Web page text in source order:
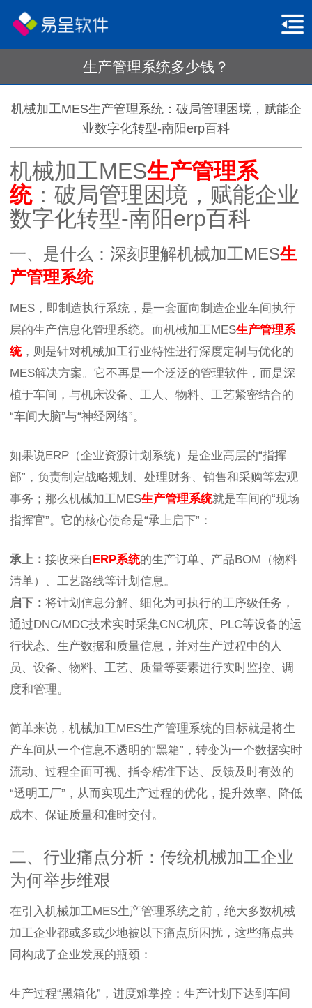
生产管理系统多少钱？
机械加工MES生产管理系统：破局管理困境，赋能企
业数字化转型-南阳erp百科
机械加工MES生产管理系
统：破局管理困境，赋能企业
数字化转型-南阳erp百科
一、是什么：深刻理解机械加工MES生
产管理系统
MES，即制造执行系统，是一套面向制造企业车间执行
层的生产信息化管理系统。而机械加工MES生产管理系
统，则是针对机械加工行业特性进行深度定制与优化的
MES解决方案。它不再是一个泛泛的管理软件，而是深
植于车间，与机床设备、工人、物料、工艺紧密结合的
“车间大脑”与“神经网络”。
如果说ERP（企业资源计划系统）是企业高层的“指挥
部”，负责制定战略规划、处理财务、销售和采购等宏观
事务；那么机械加工MES生产管理系统就是车间的“现场
指挥官”。它的核心使命是“承上启下”：
承上： 接收来自 ERP系统的生产订单、产品BOM（物料
清单）、工艺路线等计划信息。
启下： 将计划信息分解、细化为可执行的工序级任务，
通过DNC/MDC技术实时采集CNC机床、PLC等设备的运
行状态、生产数据和质量信息，并对生产过程中的人
员、设备、物料、工艺、质量等要素进行实时监控、调
度和管理。
简单来说，机械加工MES生产管理系统的目标就是将生
产车间从一个信息不透明的“黑箱”，转变为一个数据实时
流动、过程全面可视、指令精准下达、反馈及时有效的
“透明工厂”，从而实现生产过程的优化，提升效率、降低
成本、保证质量和准时交付。
二、行业痛点分析：传统机械加工企业
为何举步维艰
在引入机械加工MES生产管理系统之前，绝大多数机械
加工企业都或多或少地被以下痛点所困扰，这些痛点共
同构成了企业发展的瓶颈：
生产过程“黑箱化”，进度难掌控：生产计划下达到车间